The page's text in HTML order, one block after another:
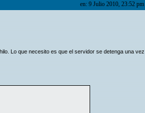
en: 9 Julio 2010, 23:52 pm
Lo que necesito es que el servidor se detenga una vez